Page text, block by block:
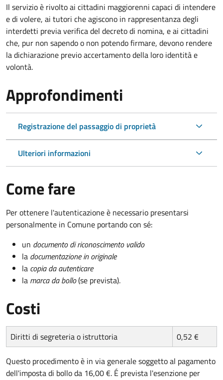
Il servizio è rivolto ai cittadini maggiorenni capaci di intendere
e di volere, ai tutori che agiscono in rappresentanza degli
interdetti previa verifica del decreto di nomina, e ai cittadini
che, pur non sapendo o non potendo firmare, devono rendere
la dichiarazione previo accertamento della loro identità e
volontà.
Approfondimenti
Registrazione del passaggio di proprietà
Ulteriori informazioni
Come fare
Per ottenere l'autenticazione è necessario presentarsi
personalmente in Comune portando con sé:
un documento di riconoscimento valido
la documentazione in originale
la copia da autenticare
la marca da bollo(se prevista).
Costi
Diritti di segreteria o istruttoria 0,52 €
Questo procedimento è in via generale soggetto al pagamento
dell'imposta di bollo da 16,00 €. É prevista l'esenzione per